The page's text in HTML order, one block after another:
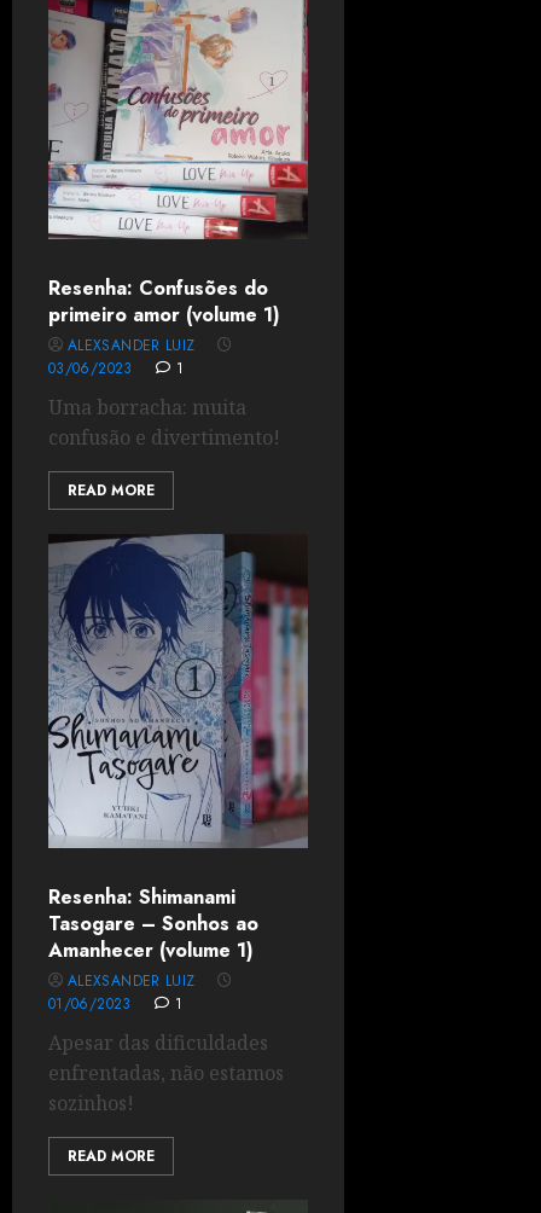
Resenha: Confusões do
primeiro amor (volume 1)
ALEXSANDER LUIZ
03/06/2023
1
Uma borracha: muita
confusão e divertimento!
READ MORE
Resenha: Shimanami
Tasogare – Sonhos ao
Amanhecer (volume 1)
ALEXSANDER LUIZ
01/06/2023
1
Apesar das dificuldades
enfrentadas, não estamos
sozinhos!
READ MORE